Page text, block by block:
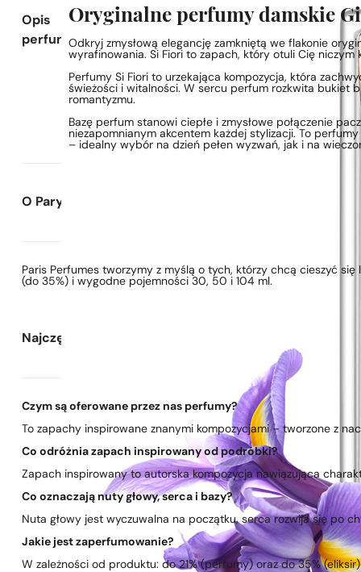
Opis
perfum
Oryginalne perfumy damskie
Odkryj zmysłową elegancję zamkniętą we flakonie
wyrafinowania. Si Fiori to zapach, który otuli Cię
Perfumy Si Fiori to urzekająca kompozycja, która
świeżości i witalności. W sercu perfum rozkwita bukiet
romantyzmu.
Bazę perfum stanowi ciepłe i zmysłowe połączenie
niezapomnianym akcentem każdej stylizacji. To
– idealny wybór na dzień pełen wyzwań, jak i na
O Paryskie Perfumy
Paris Perfumes tworzymy z myślą o tych, którzy chcą cieszyć
(do 35%) i wygodne pojemności 30, 50 i 104 ml.
Najczęściej zadawane pytania
Czym są oferowane przez nas perfumy?
To zapachy inspirowane znanymi kompozycjami – tworzone z
Co odróżnia zapach inspirowany od podróbki?
Zapach inspirowany to autorska kompozycja nawiązująca
Co oznaczają nuty głowy, serca i bazy?
Nuta głowy jest wyczuwalna na początku, serca rozwija się po
Jakie jest zaperfumowanie?
W zależności od produktu: do 21% (perfumy) oraz do 35%